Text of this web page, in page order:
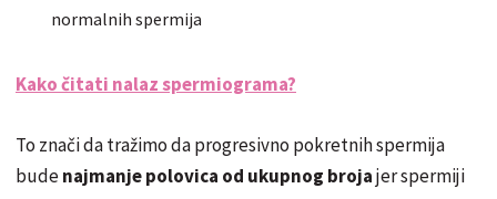
normalnih spermija
Kako čitati nalaz spermiograma?
To znači da tražimo da progresivno pokretnih spermija
budenajmanje polovica od ukupnog brojajer spermiji